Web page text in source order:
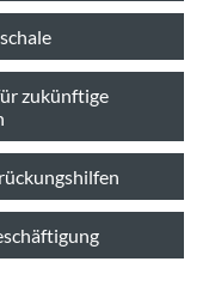
zukünftige